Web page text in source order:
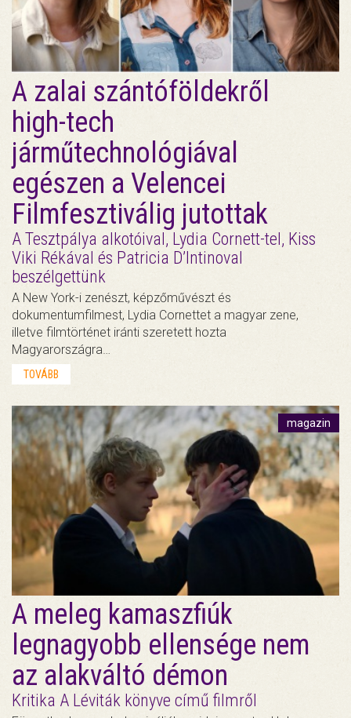
A zalai szántóföldekről
high-tech
járműtechnológiával
egészen a Velencei
Filmfesztiválig jutottak
A Tesztpálya alkotóival, Lydia Cornett-tel, Kiss
Viki Rékával és Patricia D’Intinoval
beszélgettünk
A New York-i zenészt, képzőművészt és
dokumentumfilmest, Lydia Cornettet a magyar zene,
illetve filmtörténet iránti szeretett hozta
Magyarországra…
TOVÁBB
magazin
A meleg kamaszfiúk
legnagyobb ellensége nem
az alakváltó démon
Kritika A Léviták könyve című filmről